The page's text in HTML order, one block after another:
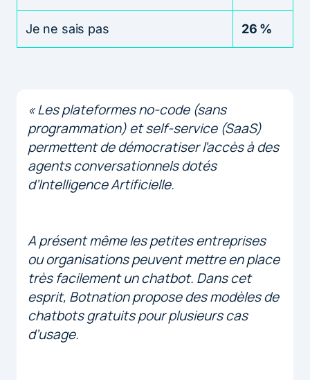
Je ne sais pas 26 %
« Les plateformes no-code (sans
programmation) et self-service (SaaS)
permettent de démocratiser l’accès à des
agents conversationnels dotés
d’Intelligence Artificielle.
A présent même les petites entreprises
ou organisations peuvent mettre en place
très facilement un chatbot. Dans cet
esprit, Botnation propose des modèles de
chatbots gratuits pour plusieurs cas
d’usage.